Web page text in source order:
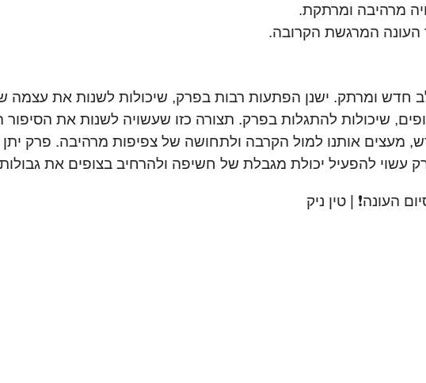
המרגשת הקרובה.
את העלילה לשלב חדש ומרתק. ישנן הפתעות רבות בפרק, שיכולות לשנות את
שיכולות להתגלות בפרק. תצורה כזו שעשויה לשנות את
מעצים אותנו למול הקרבה ולתחושה של צפיפות מרהיבה. פרק
עשוי להפעיל יכולת מגבלת של חשיפה ולהרחיב בצופים את